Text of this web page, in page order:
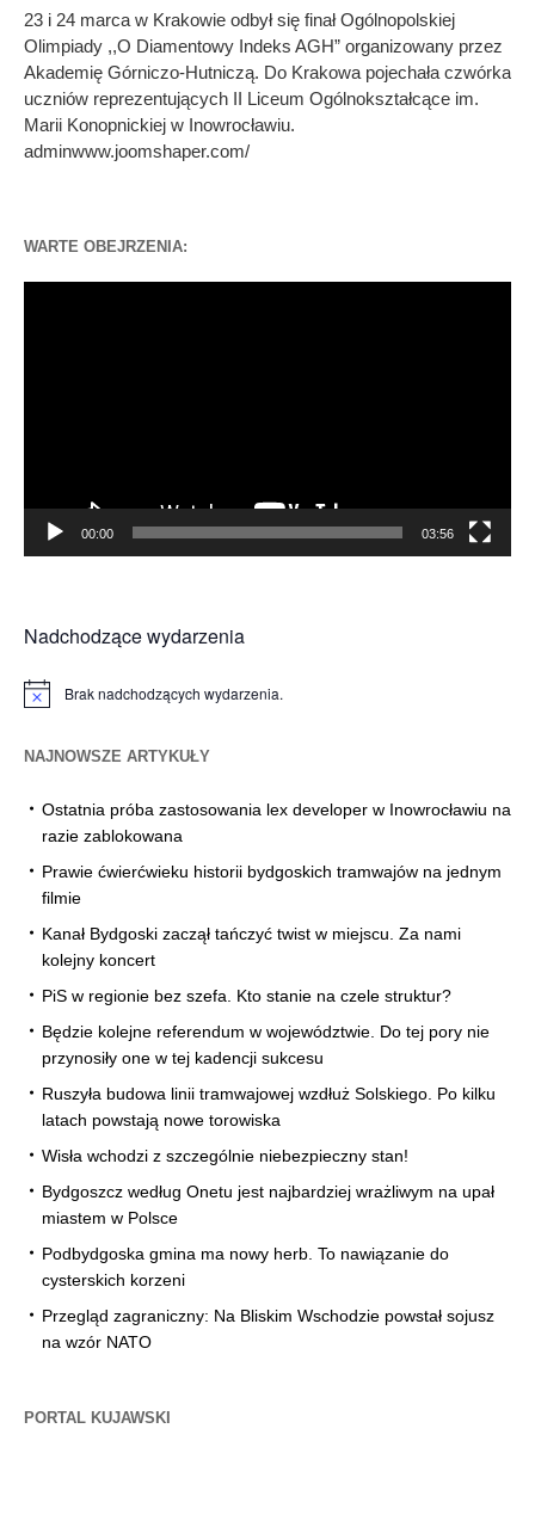
23 i 24 marca w Krakowie odbył się finał Ogólnopolskiej
Olimpiady ,,O Diamentowy Indeks AGH” organizowany przez
Akademię Górniczo-Hutniczą. Do Krakowa pojechała czwórka
uczniów reprezentujących II Liceum Ogólnokształcące im.
Marii Konopnickiej w Inowrocławiu.
adminwww.joomshaper.com/
WARTE OBEJRZENIA:
00:00 03:56
Nadchodzące wydarzenia
Powiadomienie
Brak nadchodzących wydarzenia.
NAJNOWSZE ARTYKUŁY
Ostatnia próba zastosowania lex developer w Inowrocławiu na
razie zablokowana
Prawie ćwierćwieku historii bydgoskich tramwajów na jednym
filmie
Kanał Bydgoski zaczął tańczyć twist w miejscu. Za nami
kolejny koncert
PiS w regionie bez szefa. Kto stanie na czele struktur?
Będzie kolejne referendum w województwie. Do tej pory nie
przynosiły one w tej kadencji sukcesu
Ruszyła budowa linii tramwajowej wzdłuż Solskiego. Po kilku
latach powstają nowe torowiska
Wisła wchodzi z szczególnie niebezpieczny stan!
Bydgoszcz według Onetu jest najbardziej wrażliwym na upał
miastem w Polsce
Podbydgoska gmina ma nowy herb. To nawiązanie do
cysterskich korzeni
Przegląd zagraniczny: Na Bliskim Wschodzie powstał sojusz
na wzór NATO
PORTAL KUJAWSKI